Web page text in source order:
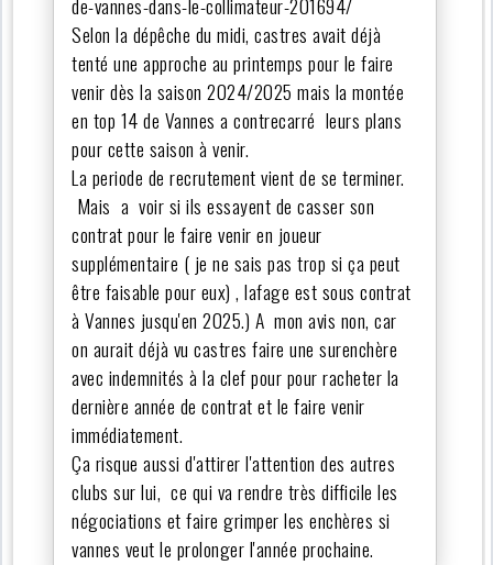
de-vannes-dans-le-collimateur-201694/
Selon la dépêche du midi, castres avait déjà
tenté une approche au printemps pour le faire
venir dès la saison 2024/2025 mais la montée
en top 14 de Vannes a contrecarré leurs plans
pour cette saison à venir.
La periode de recrutement vient de se terminer.
Mais a voir si ils essayent de casser son
contrat pour le faire venir en joueur
supplémentaire ( je ne sais pas trop si ça peut
être faisable pour eux) , lafage est sous contrat
à Vannes jusqu'en 2025.) A mon avis non, car
on aurait déjà vu castres faire une surenchère
avec indemnités à la clef pour pour racheter la
dernière année de contrat et le faire venir
immédiatement.
Ça risque aussi d'attirer l'attention des autres
clubs sur lui, ce qui va rendre très difficile les
négociations et faire grimper les enchères si
vannes veut le prolonger l'année prochaine.